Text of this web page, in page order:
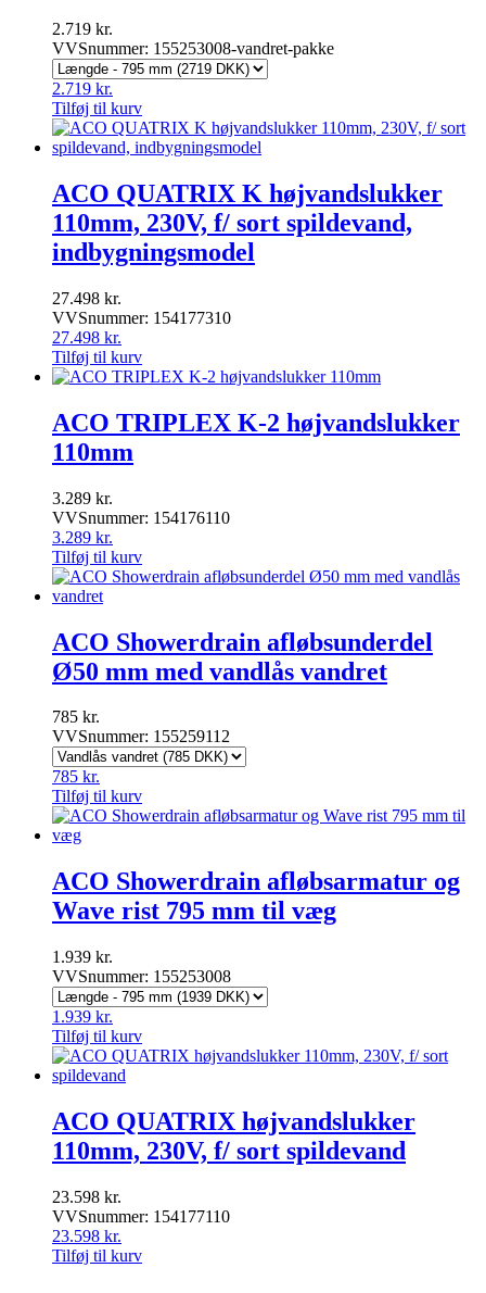
2.719 kr.
VVSnummer: 155253008-vandret-pakke
2.719 kr.
Tilføj til kurv
ACO QUATRIX K højvandslukker
110mm, 230V, f/ sort spildevand,
indbygningsmodel
27.498 kr.
VVSnummer: 154177310
27.498 kr.
Tilføj til kurv
ACO TRIPLEX K-2 højvandslukker
110mm
3.289 kr.
VVSnummer: 154176110
3.289 kr.
Tilføj til kurv
ACO Showerdrain afløbsunderdel
Ø50 mm med vandlås vandret
785 kr.
VVSnummer: 155259112
785 kr.
Tilføj til kurv
ACO Showerdrain afløbsarmatur og
Wave rist 795 mm til væg
1.939 kr.
VVSnummer: 155253008
1.939 kr.
Tilføj til kurv
ACO QUATRIX højvandslukker
110mm, 230V, f/ sort spildevand
23.598 kr.
VVSnummer: 154177110
23.598 kr.
Tilføj til kurv